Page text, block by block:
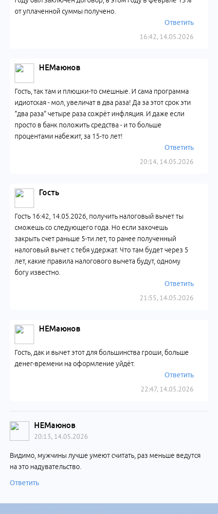
16:42, 14.05.2026
от уплаченной суммы получено.
Ответить
НЕМаюнов
20:14, 14.05.2026
Гость, так там и плюшки-то смешные. И сама программа
идиотская - мол, увеличат в два раза! Да за этот срок эти
"два раза" четыре раза сожрёт инфляция. И даже если
просто в банк положить средства - и то больше
процентами набежит, за 15-то лет!
Ответить
Гость
21:55, 14.05.2026
Гость 16:42, 14.05.2026, получить налоговый вычет ты
сможешь со следующего года. Но если захочешь
закрыть счет раньше 5-ти лет, то ранее полученный
налоговый вычет с тебя удержат. Что там будет через 5
лет, какие правила налогового вычета будут, одному
богу известно.
Ответить
НЕМаюнов
22:47, 14.05.2026
Гость, дак и вычет этот для большинства гроши, больше
денег-времени на оформление уйдёт.
Ответить
НЕМаюнов
20:13, 14.05.2026
Видимо, мужчины лучше умеют считать, раз меньше ведутся
на это надувательство.
Ответить